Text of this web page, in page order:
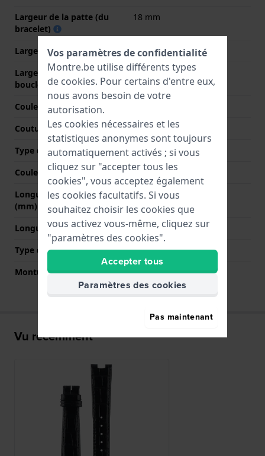
Largeur de la patte (du
bracelet)
18 mm
Largeur entre Corne
7 mm
Largeur de bande à la
boucle
14 mm
Couleur du bracelet
Coutures de couleur
Noir
Type de fermoir
Aucun(e)
Couleur de fermoir
N/A
Longueur bande à 12h
(mm)
75 mm
Longueur bande à 6h (mm) 115 mm
Type de montage
Vis de selle
Monture droite
Non
Vu récemment
Vos paramètres de confidentialité
Montre.be utilise différents types
de cookies. Pour certains d'entre eux,
nous avons besoin de votre
autorisation.
Les cookies nécessaires et les
statistiques anonymes sont toujours
automatiquement activés ; si vous
cliquez sur "accepter tous les
cookies", vous acceptez également
les cookies facultatifs. Si vous
souhaitez choisir les cookies que
vous activez vous-même, cliquez sur
"paramètres des cookies".
Accepter tous
Paramètres des cookies
Pas maintenant